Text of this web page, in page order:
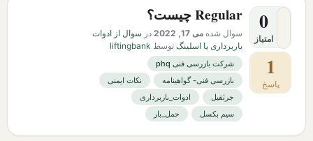
0
امتیاز
1
پاسخ
Regular چیست؟
سوال شده می 17, 2022 در سوال از ادوات
باربرداری یا اسلینگ توسط liftingbank
شرکت بازرسی فنی phq
بازرسی فنی- گواهینامه
نکات ایمنی
جرثقیل
ادوات_باربرداری
سیم بکسل
حمل_بار